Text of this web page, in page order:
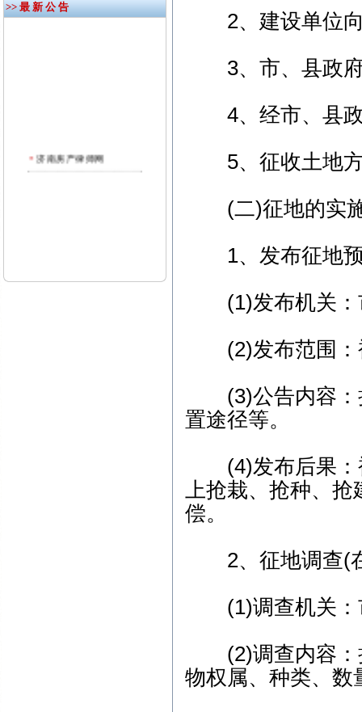
>> 最 新 公 告
2、建设单位向
3、市、县政府
4、经市、县政
5、征收土地方
(二)征地的实
1、发布征地预
(1)发布机关：
(2)发布范围：
(3)公告内容：
置途径等。
(4)发布后果：
上抢栽、抢种、
偿。
2、征地调查(
(1)调查机关：
(2)调查内容：
物权属、种类、数